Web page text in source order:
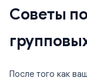
Советы
После того как